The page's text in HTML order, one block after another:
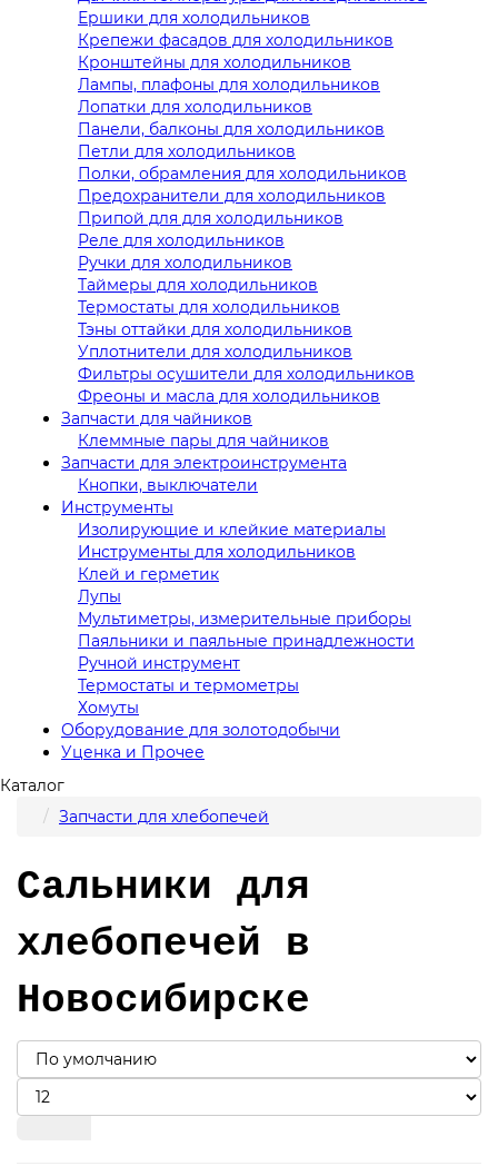
Ершики для холодильников
Крепежи фасадов для холодильников
Кронштейны для холодильников
Лампы, плафоны для холодильников
Лопатки для холодильников
Панели, балконы для холодильников
Петли для холодильников
Полки, обрамления для холодильников
Предохранители для холодильников
Припой для для холодильников
Реле для холодильников
Ручки для холодильников
Таймеры для холодильников
Термостаты для холодильников
Тэны оттайки для холодильников
Уплотнители для холодильников
Фильтры осушители для холодильников
Фреоны и масла для холодильников
Запчасти для чайников
Клеммные пары для чайников
Запчасти для электроинструмента
Кнопки, выключатели
Инструменты
Изолирующие и клейкие материалы
Инструменты для холодильников
Клей и герметик
Лупы
Мультиметры, измерительные приборы
Паяльники и паяльные принадлежности
Ручной инструмент
Термостаты и термометры
Хомуты
Оборудование для золотодобычи
Уценка и Прочее
Каталог
Запчасти для хлебопечей
Сальники для
хлебопечей в
Новосибирске